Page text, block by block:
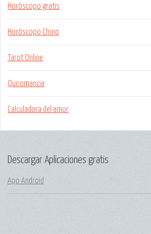
Horóscopo gratis
Horóscopo Chino
Tarot Online
Quiromancia
Calculadora del amor
Descargar Aplicaciones gratis
App Android